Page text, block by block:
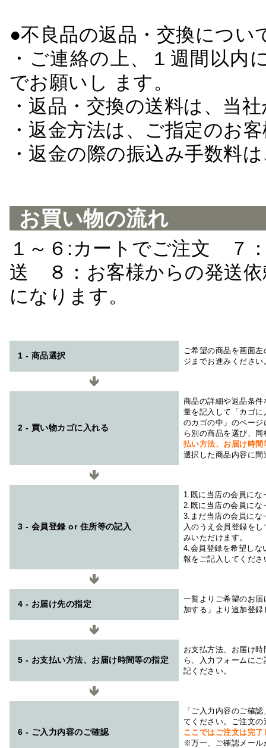
●不良品の返品・交換につい
・ご連絡の上、１週間以
でお願いし ます。
・返品・交換の送料は、当
・返金方法は、ご指定のお
・返金の際の振込み手数料
お買い物の流れ
１～６:カートでご注文 ７
送 ８：お客様からの発送
になります。
1 - 商品選択
ご希望の商品を画面
ジまでお進みください
2 - 買い物カゴに入れる
商品の詳細や返品条
量を記入して「カゴ
のカゴの中」のペー
ら別の商品を選び、
払い方法、お届け時
選択した商品内容に
3 - 会員登録 or 住所等の記入
1.既に当店の会員にな
2.既に当店の会員にな
3.まだ当店の会員にな
入のうえ会員登録を
みいただけます。
4.会員登録を希望しな
報をご記入してくださ
4 - お届け先の指定
一覧よりご希望のお
加する」より追加登
5 - お支払い方法、お届け時間等の指定
お支払方法、お届け
ら、入力フォームに
記ください。
6 - ご入力内容のご確認
「ご入力内容のご確
てください。ご注文
ここではご注文は完
※万一、ご確認メール